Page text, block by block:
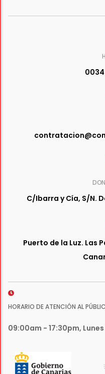
0034
C/Ibarra y Cía, S/N.
Puerto de la Luz. Las
HORARIO DE ATENCIÓN AL
09:00am - 17:30pm,